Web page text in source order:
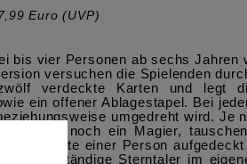
Euro(UVP)
bis vier Personen ab sechs Jahren
versuchen die Spielenden
verdeckte Karten und legt
ein offener Ablagestapel. Bei
umgedreht wird. Je
dann noch ein Magier,
Karte einer Person
vollständige Sterntaler im